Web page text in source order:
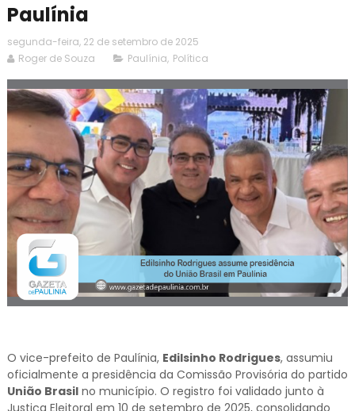
Paulínia
segunda-feira, 22 de setembro de 2025
Roger de Souza
Paulínia, Política
O vice-prefeito de Paulínia, Edilsinho Rodrigues, assumiu
oficialmente a presidência da Comissão Provisória do partido
União Brasilno município. O registro foi validado junto à